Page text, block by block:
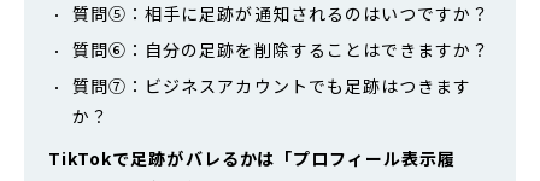
質問⑤：相手に足跡が通知されるのはいつですか？
質問⑥：自分の足跡を削除することはできますか？
質問⑦：ビジネスアカウントでも足跡はつきます
か？
TikTokで足跡がバレるかは「プロフィール表示履